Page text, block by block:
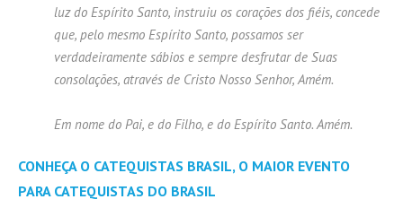
luz do Espírito Santo, instruiu os corações dos fiéis, concede
que, pelo mesmo Espírito Santo, possamos ser
verdadeiramente sábios e sempre desfrutar de Suas
consolações, através de Cristo Nosso Senhor, Amém.
Em nome do Pai, e do Filho, e do Espírito Santo. Amém.
CONHEÇA O CATEQUISTAS BRASIL, O MAIOR EVENTO
PARA CATEQUISTAS DO BRASIL